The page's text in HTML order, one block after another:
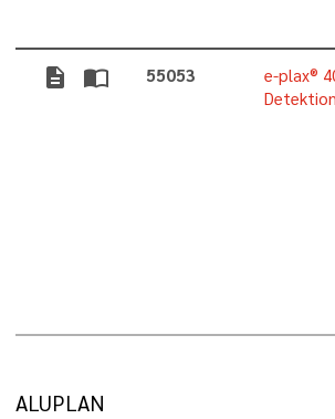
description import_contacts 55053
e-plax®
ALUPLAN